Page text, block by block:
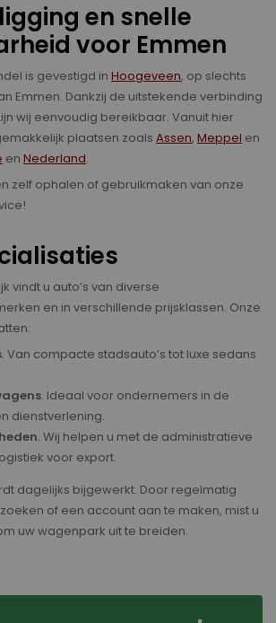
en snelle
voor Emmen
is gevestigd in Hoogeveen, op slechts
Emmen. Dankzij de uitstekende verbinding
wij eenvoudig bereikbaar. Vanuit hier
plaatsen zoals Assen, Meppel en
en Nederland.
zelf ophalen of gebruikmaken van onze
vindt u auto’s van diverse
en in verschillende prijsklassen. Onze
. Van compacte stadsauto’s tot luxe sedans
. Ideaal voor ondernemers in de
dienstverlening.
. Wij helpen u met de administratieve
voor export.
dagelijks bijgewerkt. Door regelmatig
of een account aan te maken, mist u
uw wagenpark uit te breiden.